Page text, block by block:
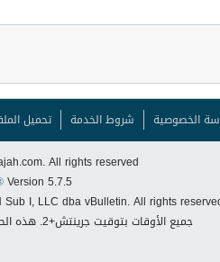
الخصوصية شروط الخدمة تحميل
All rights reserved
Version 5.7.5
I, LLC dba vBulletin. All rights
جميع الأوقات بتوقيت جرينتش+2. هذه الصفحة أنشئت 03:20 AM.